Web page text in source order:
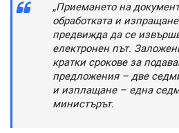
„Приемането на
обработката и
предвижда да се
електронен път.
кратки срокове за
предложения – две
и изплащане – една
министърът.